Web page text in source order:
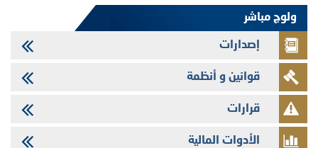
VEOLIA ENVIRONNEMENT - تؤشر الهيئة المغربية لسوق الرساميل على
المنشور النهائي المتعلق بالزيادة في الرأسمال المخصصة لأجراء المجموعة
29/07/2026
وفابايل - التحيين السنوي لملف المعلومات المتعلق ببرنامج إصدار سندات
شركات التمويل
29/07/2026
تهنئة بمناسبة عيد العرش المجيد
29/07/2026
ولوج مباشر
إصدارات
قوانين و أنظمة
قرارات
الأدوات المالية